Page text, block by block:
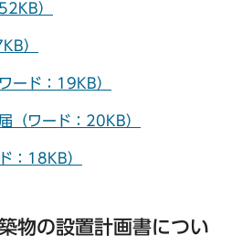
）
）
ード：19KB）
（ワード：20KB）
：18KB）
物の設置計画書につい